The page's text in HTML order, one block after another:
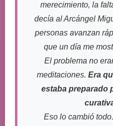
merecimiento, la
decía al Arcángel
personas avanzan
que un día me
El problema no
meditaciones. Era
estaba preparado
Eso lo cambió